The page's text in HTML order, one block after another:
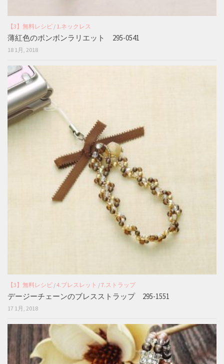
【3】無料レシピ / 1.ネックレス
薄紅色のボンボンラリエット 295-0541
18 1月, 2018
【3】無料レシピ /4.ブレスレット /7.ストラップ
デージーチェーンのブレスストラップ 295-1551
17 1月, 2018